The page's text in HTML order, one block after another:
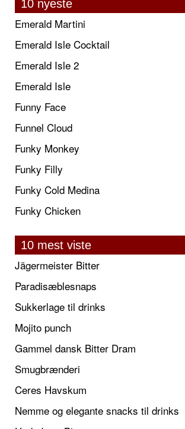
10 nyeste
Emerald Martini
Emerald Isle Cocktail
Emerald Isle 2
Emerald Isle
Funny Face
Funnel Cloud
Funky Monkey
Funky Filly
Funky Cold Medina
Funky Chicken
10 mest viste
Jägermeister Bitter
Paradisæblesnaps
Sukkerlage til drinks
Mojito punch
Gammel dansk Bitter Dram
Smugbrænderi
Ceres Havskum
Nemme og elegante snacks til drinks